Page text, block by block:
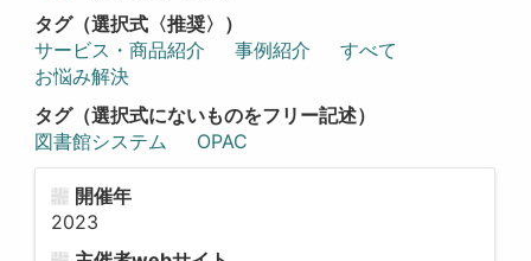
タグ（選択式〈推奨〉）
サービス・商品紹介
事例紹介
すべて
お悩み解決
タグ（選択式にないものをフリー記述）
図書館システム
OPAC
開催年
2023